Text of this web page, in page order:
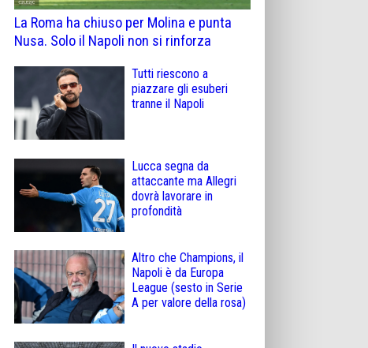
La Roma ha chiuso per Molina e punta
Nusa. Solo il Napoli non si rinforza
Tutti riescono a
piazzare gli esuberi
tranne il Napoli
Lucca segna da
attaccante ma Allegri
dovrà lavorare in
profondità
Altro che Champions, il
Napoli è da Europa
League (sesto in Serie
A per valore della rosa)